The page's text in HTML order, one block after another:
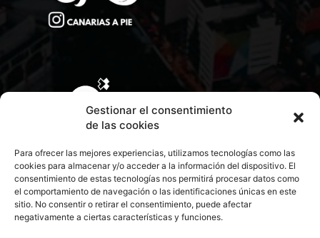
Gestionar el consentimiento
de las cookies
Para ofrecer las mejores experiencias, utilizamos tecnologías como las
cookies para almacenar y/o acceder a la información del dispositivo. El
consentimiento de estas tecnologías nos permitirá procesar datos como
el comportamiento de navegación o las identificaciones únicas en este
sitio. No consentir o retirar el consentimiento, puede afectar
negativamente a ciertas características y funciones.
CONTACTA CON NOSOTROS